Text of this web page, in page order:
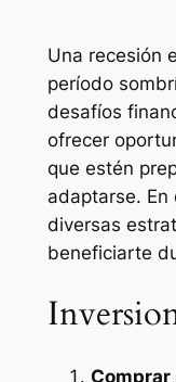
Una recesión
período
desafíos
ofrecer
que estén
adaptarse.
diversas
beneficiarte
Comprar